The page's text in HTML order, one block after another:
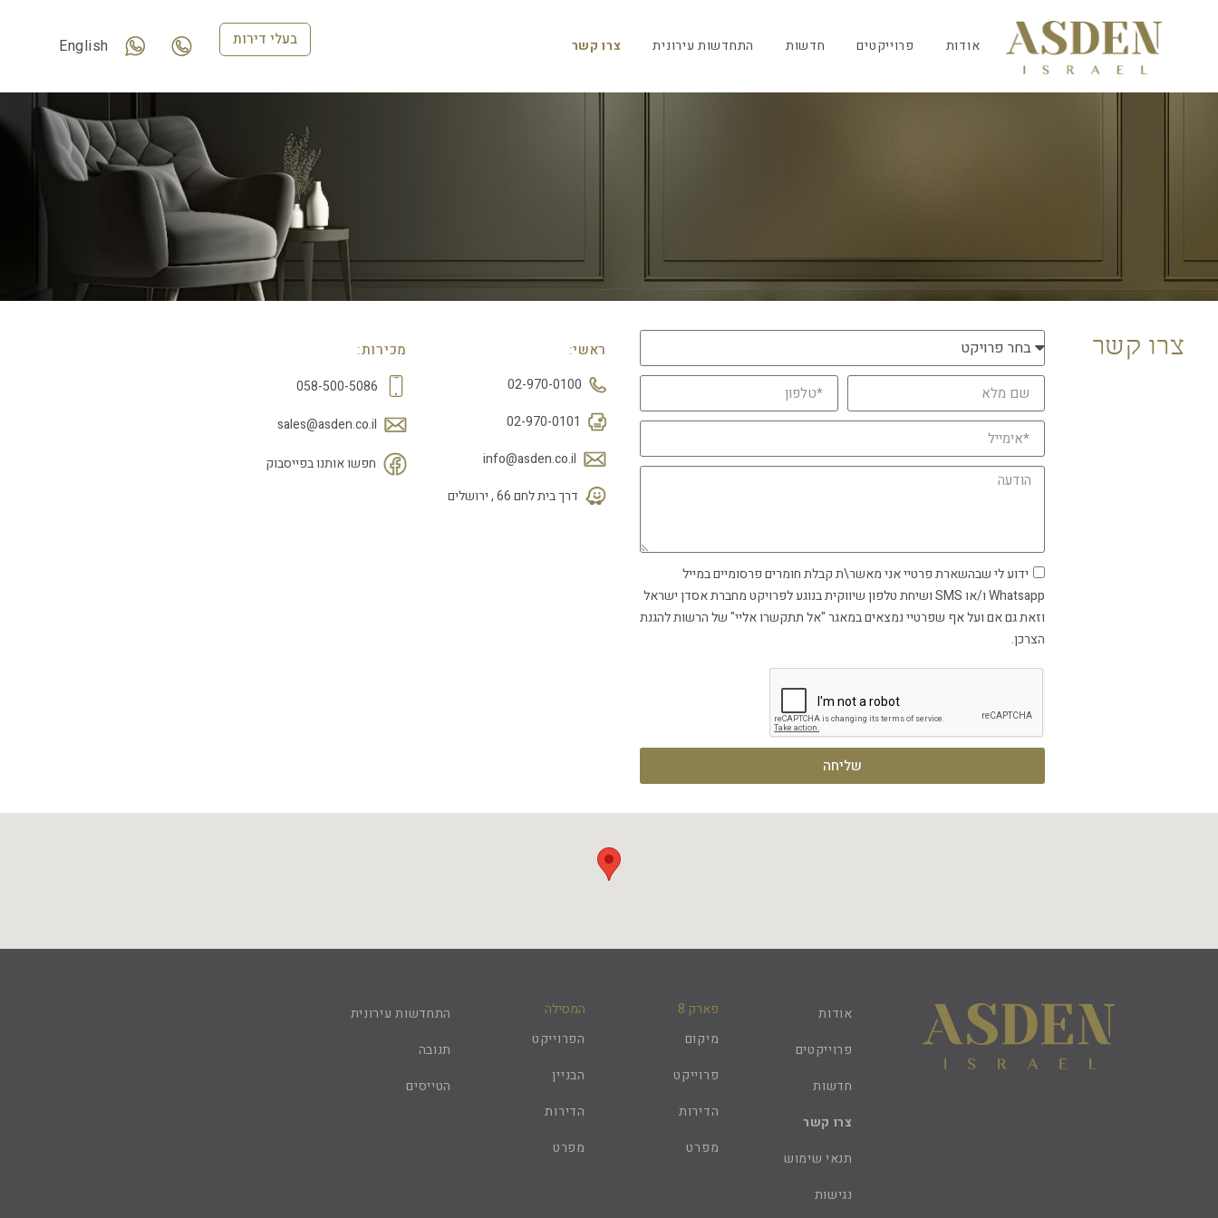
אודות פרוייקטים חדשות התחדשות עירונית צרו קשר בעלי דירות English
צרו קשר
ידוע לי שבהשארת פרטיי אני מאשר\ת קבלת חומרים פרסומיים במייל
Whatsapp ו/או SMS ושיחת טלפון שיווקית בנוגע לפרויקט מחברת אסדן ישראל
וזאת גם אם ועל אף שפרטיי נמצאים במאגר "אל תתקשרו אליי" של הרשות להגנת
הצרכן.
שליחה
ראשי:
02-970-0100
02-970-0101
info@asden.co.il
דרך בית לחם 66 , ירושלים
מכירות:
058-500-5086
sales@asden.co.il
חפשו אותנו בפייסבוק
אודות
פרוייקטים
חדשות
צרו קשר
תנאי שימוש
נגישות
פארק 8
מיקום
פרוייקט
הדירות
מפרט
המסילה
הפרוייקט
הבניין
הדירות
מפרט
התחדשות עירונית
תנובה
הטייסים